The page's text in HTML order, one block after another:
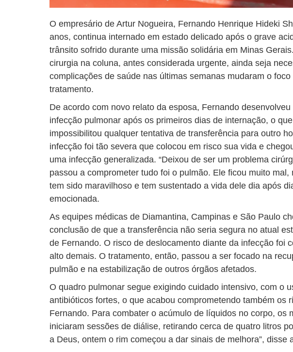
O empresário de Artur Nogueira, Fernando Henrique Hideki
anos, continua internado em estado delicado após o grave
trânsito sofrido durante uma missão solidária em Minas
cirurgia na coluna, antes considerada urgente, ainda seja
complicações de saúde nas últimas semanas mudaram o foco
tratamento.
De acordo com novo relato da esposa, Fernando
infecção pulmonar após os primeiros dias de internação, o que
impossibilitou qualquer tentativa de transferência para outro
infecção foi tão severa que colocou em risco sua vida e
uma infecção generalizada. “Deixou de ser um problema
passou a comprometer tudo foi o pulmão. Ele ficou muito mal,
tem sido maravilhoso e tem sustentado a vida dele dia após
emocionada.
As equipes médicas de Diamantina, Campinas e São Paulo
conclusão de que a transferência não seria segura no atual
de Fernando. O risco de deslocamento diante da infecção foi
alto demais. O tratamento, então, passou a ser focado na
pulmão e na estabilização de outros órgãos afetados.
O quadro pulmonar segue exigindo cuidado intensivo, com o
antibióticos fortes, o que acabou comprometendo também os
Fernando. Para combater o acúmulo de líquidos no corpo, os
iniciaram sessões de diálise, retirando cerca de quatro litros
a Deus, ontem o rim começou a dar sinais de melhora”, disse
Artur Nogueira
dos Jogos
voleibol
Expo Artur
Panda em Artur
Polícia Civil de
tabaco na
Operação
encerra
bairros Jardim
Jardim